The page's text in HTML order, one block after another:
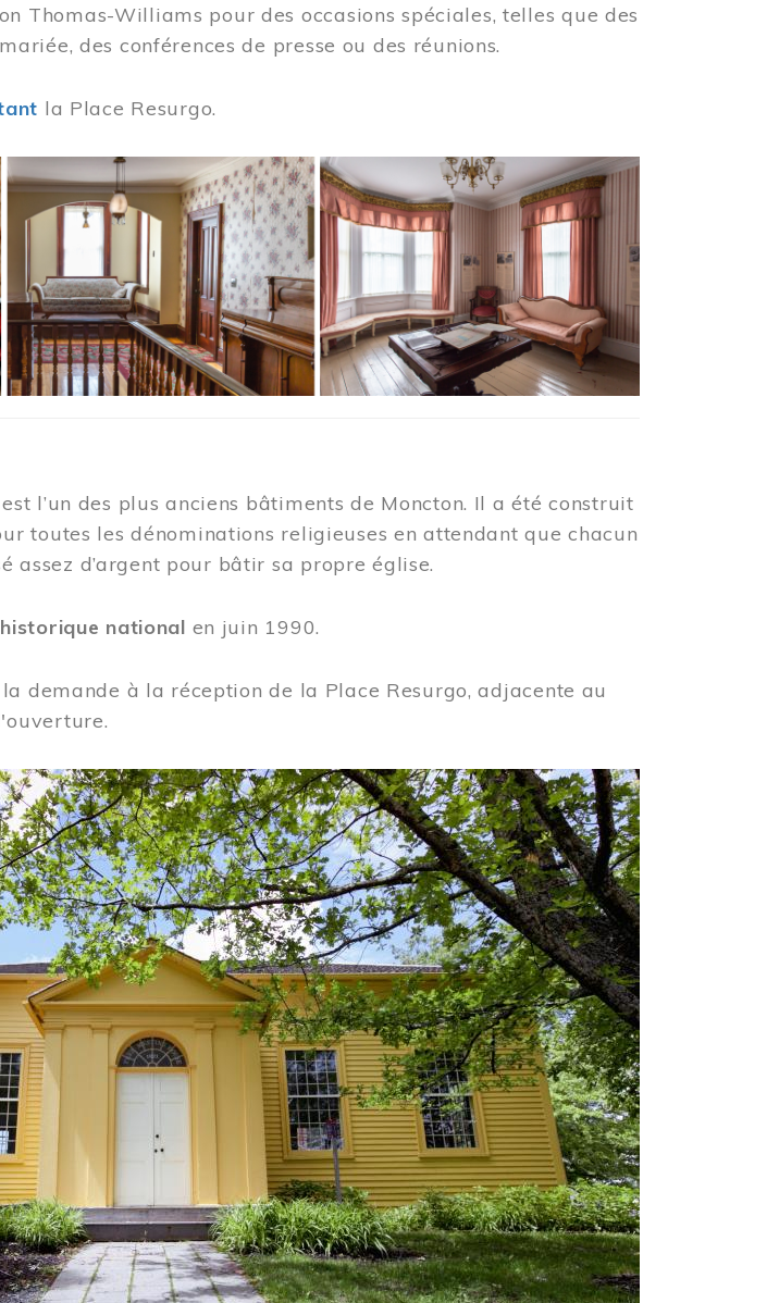
Thomas-Williams pour des occasions spéciales, telles que des
des conférences de presse ou des réunions.
la Place Resurgo.
l’un des plus anciens bâtiments de Moncton. Il a été construit
toutes les dénominations religieuses en attendant que chacun
assez d’argent pour bâtir sa propre église.
national en juin 1990.
demande à la réception de la Place Resurgo, adjacente au